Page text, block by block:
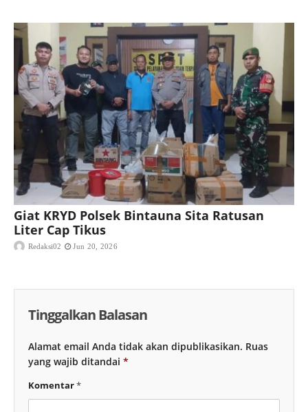
Giat KRYD Polsek Bintauna Sita Ratusan
Liter Cap Tikus
Redaksi02 Jun 20, 2026
Tinggalkan Balasan
Alamat email Anda tidak akan dipublikasikan. Ruas
yang wajib ditandai *
Komentar*